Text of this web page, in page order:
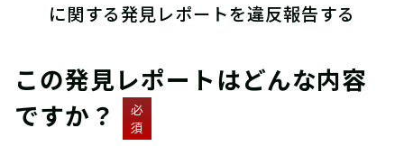
に関する発見レポートを違反報告する
この発見レポートはどんな内容
ですか？
必
須